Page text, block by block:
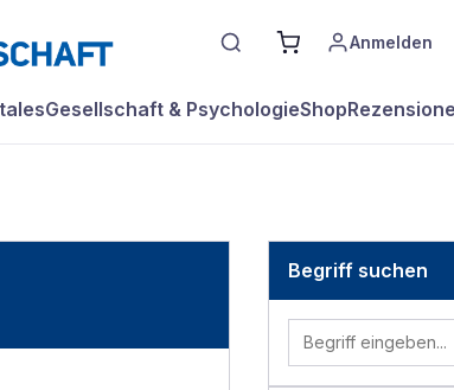
Anmelden
Gesellschaft & PsychologieShop
Begriff suchen